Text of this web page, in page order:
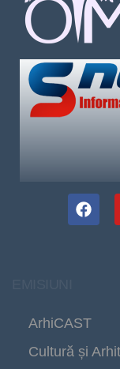
ArhiCAST
Cultură și